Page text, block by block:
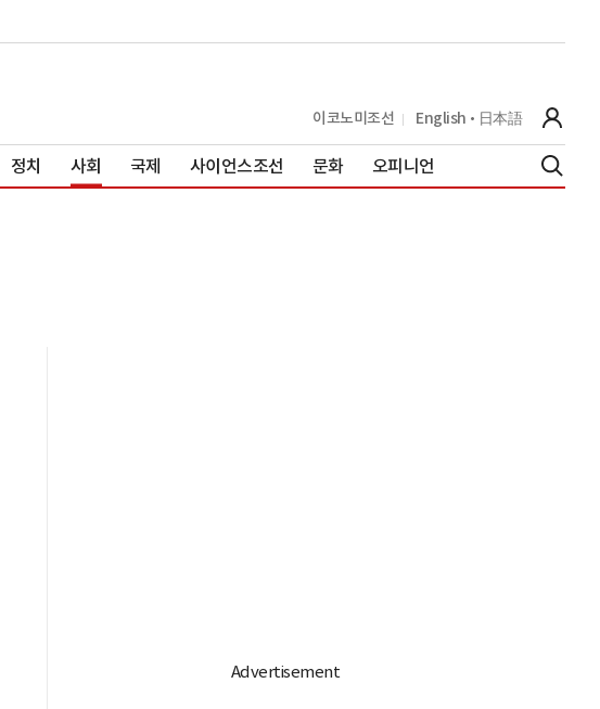
이코노미조선 English 日本語
정치 사회 국제 사이언스조선 문화 오피니언